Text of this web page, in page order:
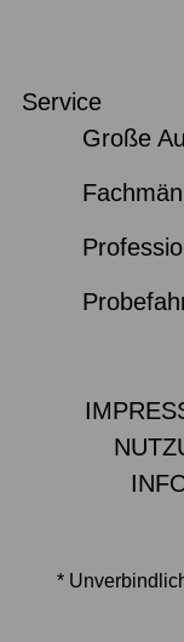
Service
Große
*